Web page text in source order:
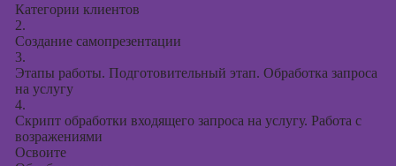
Категории клиентов
2.
Создание самопрезентации
3.
Этапы работы. Подготовительный этап. Обработка запроса
на услугу
4.
Скрипт обработки входящего запроса на услугу. Работа с
возражениями
Освоите